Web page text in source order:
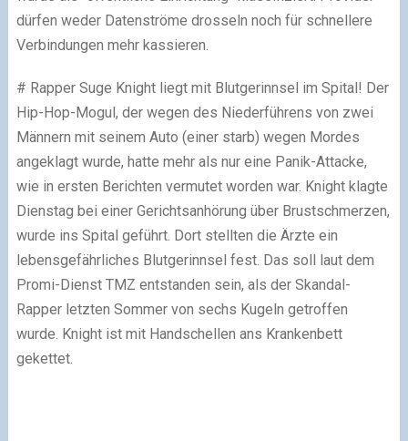
dürfen weder Datenströme drosseln noch für schnellere
Verbindungen mehr kassieren.
# Rapper Suge Knight liegt mit Blutgerinnsel im Spital! Der
Hip-Hop-Mogul, der wegen des Niederführens von zwei
Männern mit seinem Auto (einer starb) wegen Mordes
angeklagt wurde, hatte mehr als nur eine Panik-Attacke,
wie in ersten Berichten vermutet worden war. Knight klagte
Dienstag bei einer Gerichtsanhörung über Brustschmerzen,
wurde ins Spital geführt. Dort stellten die Ärzte ein
lebensgefährliches Blutgerinnsel fest. Das soll laut dem
Promi-Dienst TMZ entstanden sein, als der Skandal-
Rapper letzten Sommer von sechs Kugeln getroffen
wurde. Knight ist mit Handschellen ans Krankenbett
gekettet.